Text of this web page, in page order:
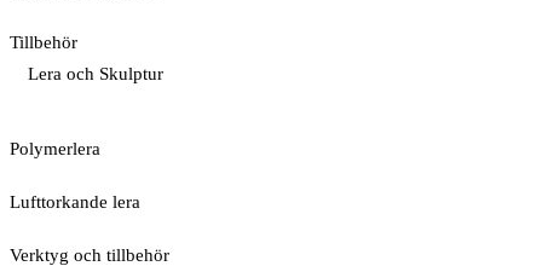
Tillbehör
Lera och Skulptur
Polymerlera
Lufttorkande lera
Verktyg och tillbehör